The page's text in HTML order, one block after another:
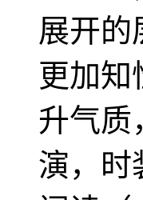
展开的
更加知
升气质
演，时